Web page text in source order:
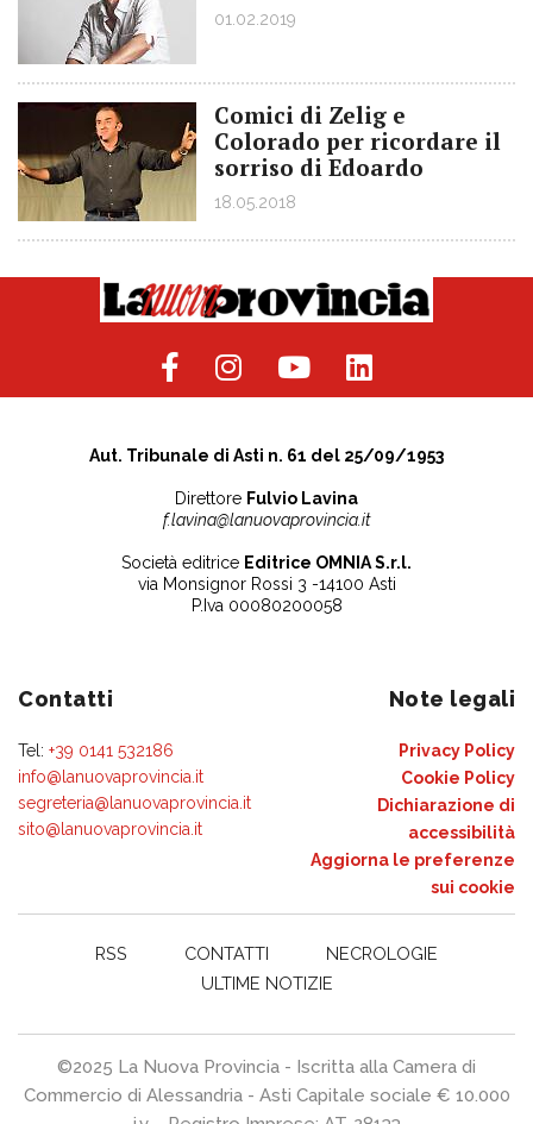
01.02.2019
Comici di Zelig e
Colorado per ricordare il
sorriso di Edoardo
18.05.2018
Aut. Tribunale di Asti n. 61 del 25/09/1953
Direttore Fulvio Lavina
f.lavina@lanuovaprovincia.it
Società editrice Editrice OMNIA S.r.l.
via Monsignor Rossi 3 -14100 Asti
P.Iva 00080200058
Contatti
Tel: +39 0141 532186
info@lanuovaprovincia.it
segreteria@lanuovaprovincia.it
sito@lanuovaprovincia.it
Note legali
Privacy Policy
Cookie Policy
Dichiarazione di
accessibilità
Aggiorna le preferenze
sui cookie
RSS CONTATTI
NECROLOGIE
ULTIME NOTIZIE
©2025 La Nuova Provincia - Iscritta alla Camera di
Commercio di Alessandria - Asti Capitale sociale € 10.000